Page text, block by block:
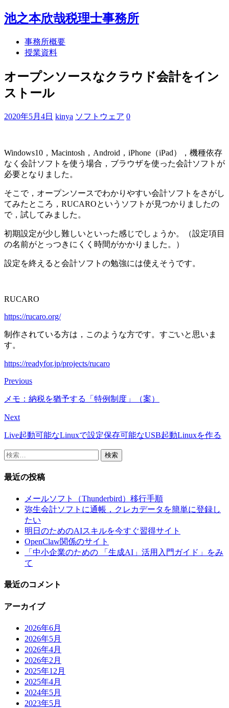
池之本欣哉税理士事務所
事務所概要
授業資料
オープンソースなクラウド会計をイン
ストール
2020年5月4日 kinya ソフトウェア 0
Windows10，Macintosh，Android，iPhone（iPad），機種依存
なく会計ソフトを使う場合，ブラウザを使った会計ソフトが
必要となりました。
そこで，オープンソースでわかりやすい会計ソフトをさがし
てみたところ，RUCAROというソフトが見つかりましたの
で，試してみました。
初期設定が少し難しいといった感じでしょうか。（設定項目
の名前がとっつきにくく時間がかかりました。）
設定を終えると会計ソフトの勉強には使えそうです。
RUCARO
https://rucaro.org/
制作されている方は，このような方です。すごいと思いま
す。
https://readyfor.jp/projects/rucaro
Previous
メモ：納税を猶予する「特例制度」（案）
Next
Live起動可能なLinuxで設定保存可能なUSB起動Linuxを作る
検
最近の投稿
メールソフト（Thunderbird）移行手順
弥生会計ソフトに通帳，クレカデータを簡単に登録し
たい
明日のためのAIスキルを今すぐ習得サイト
OpenClaw関係のサイト
「中小企業のための 「生成AI」活用入門ガイド」をみ
て
最近のコメント
アーカイブ
2026年6月
2026年5月
2026年4月
2026年2月
2025年12月
2025年4月
2024年5月
2023年5月